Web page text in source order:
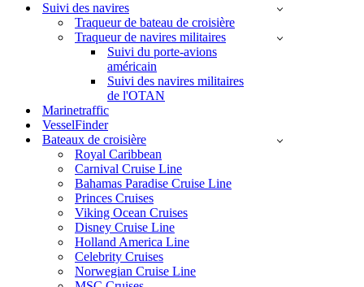
navigationSuivi des navires
Traqueur de bateau de croisière
Traqueur de navires militaires
Suivi du porte-avions
américain
Suivi des navires militaires
de l'OTAN
Marinetraffic
VesselFinder
Bateaux de croisière
Royal Caribbean
Carnival Cruise Line
Bahamas Paradise Cruise Line
Princes Cruises
Viking Ocean Cruises
Disney Cruise Line
Holland America Line
Celebrity Cruises
Norwegian Cruise Line